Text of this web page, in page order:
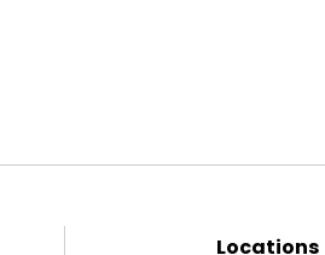
Locations